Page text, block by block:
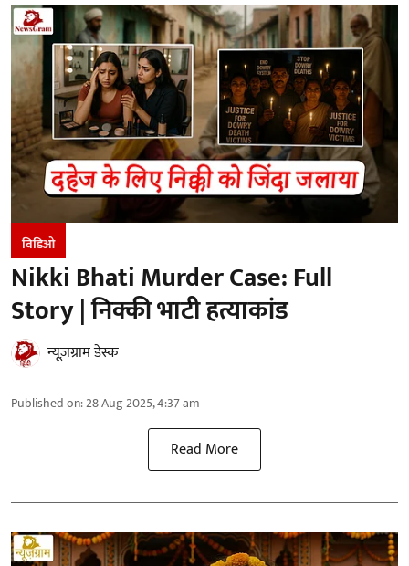
विडिओ
Nikki Bhati Murder Case: Full
Story | निक्की भाटी हत्याकांड
न्यूज़ग्राम डेस्क
Published on:28 Aug 2025, 4:37 am
Read More